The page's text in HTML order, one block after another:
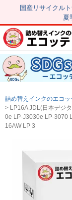
国産リサイクル
夏
新規会員
トップペ
注文履歴
はじめての方へ
初心者用セット
キャノンインク
エプソンインク
詰め替えインクのエコッ
LP16A JDL(日本デジ
0e LP-J3030e LP-3070
16AW LP 3